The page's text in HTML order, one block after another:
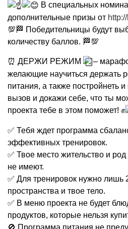
В специальных
дополнительные призы от
💯🏁 Победительницы будут
количеству баллов. 🏁💯
⏰ ДЕРЖИ РЕЖИМ
–
желающие научиться держать
питания, а также постройнеть
вызов и докажи себе, что ты
проекта тебе в этом поможет! ✊
✅ Тебя ждет программа
эффективных тренировок.
✅ Твое место жительство и
не имеют.
✅ Для тренировок нужно лишь
пространства и твое тело.
✅ В меню проекта не будет
продуктов, которые нельзя
🚫 Программа питания не